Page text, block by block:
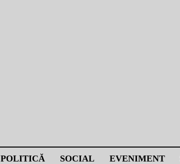
POLITICĂ SOCIAL EVENIMENT